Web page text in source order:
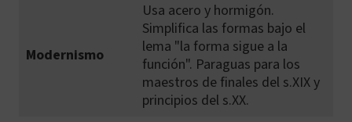
Modernismo
Usa acero y hormigón.
Simplifica las formas bajo el
lema "la forma sigue a la
función". Paraguas para los
maestros de finales del s.XIX y
principios del s.XX.